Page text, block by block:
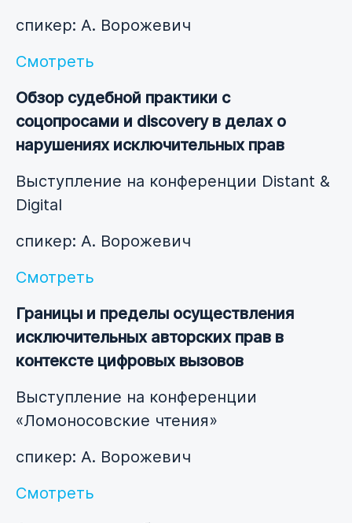
спикер: А. Ворожевич
Смотреть
Обзор судебной практики с
соцопросами и discovery в делах о
нарушениях исключительных прав
Выступление на конференции Distant &
Digital
спикер: А. Ворожевич
Смотреть
Границы и пределы осуществления
исключительных авторских прав в
контексте цифровых вызовов
Выступление на конференции
«Ломоносовские чтения»
спикер: А. Ворожевич
Смотреть